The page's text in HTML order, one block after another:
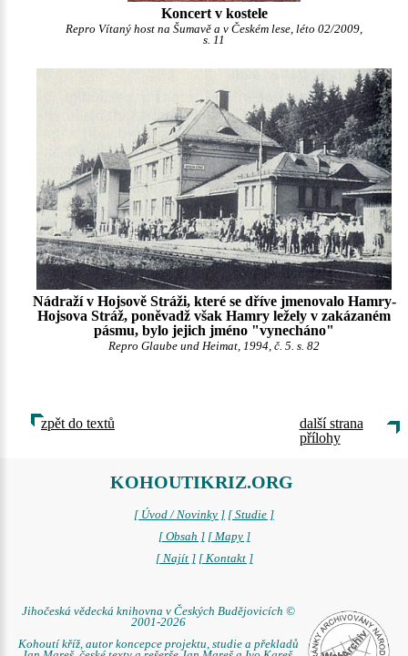
Koncert v kostele
Repro Vítaný host na Šumavě a v Českém lese, léto 02/2009,
s. 11
Nádraží v Hojsově Stráži, které se dříve jmenovalo Hamry-
Hojsova Stráž, poněvadž však Hamry ležely v zakázaném
pásmu, bylo jejich jméno "vynecháno"
Repro Glaube und Heimat, 1994, č. 5. s. 82
zpět do textů
další strana
přílohy
KOHOUTIKRIZ.ORG
[ Úvod / Novinky ] [ Studie ]
[ Obsah ] [ Mapy ]
[ Najít ] [ Kontakt ]
Jihočeská vědecká knihovna v Českých Budějovicích ©
2001-2026
Kohoutí kříž, autor koncepce projektu, studie a překladů